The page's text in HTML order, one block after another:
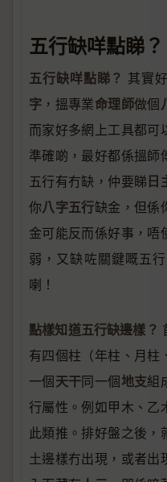
五行缺咩點睇？
五行缺咩點睇？ 其實
字 ，搵專業命理師做個
而家好多網上工具都可
準確啲，最好都係搵師
五行有冇缺，仲要睇日
你八字五行缺金，但係
金可能反而係好事，唔
弱，又缺咗關鍵嘅五
喇！
點樣知道五行缺邊樣？
有四個柱（年柱、月柱
一個天干同一個地支組
行屬性。例如甲木、乙
此類推。排好盤之後，
土邊樣冇出現，或者出